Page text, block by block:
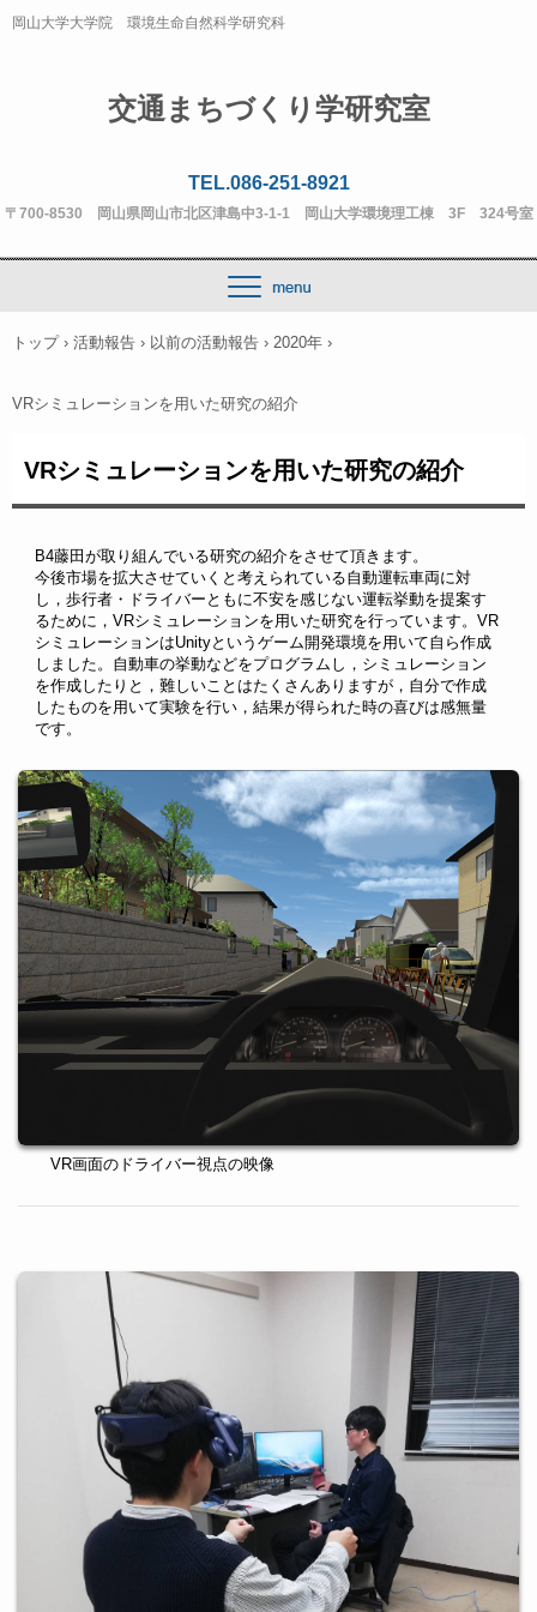
交通まちづくり学研究室
岡山大学大学院 環境生命自然科学研究科
TEL.086-251-8921
〒700-8530 岡山県岡山市北区津島中3-1-1 岡山大学環境理工棟 3F 324号室
トップ › 活動報告 › 以前の活動報告 › 2020年 ›
VRシミュレーションを用いた研究の紹介
VRシミュレーションを用いた研究の紹介
B4藤田が取り組んでいる研究の紹介をさせて頂きます。
今後市場を拡大させていくと考えられている自動運転車両に対
し，歩行者・ドライバーともに不安を感じない運転挙動を提案す
るために，VRシミュレーションを用いた研究を行っています。VR
シミュレーションはUnityというゲーム開発環境を用いて自ら作成
しました。自動車の挙動などをプログラムし，シミュレーション
を作成したりと，難しいことはたくさんありますが，自分で作成
したものを用いて実験を行い，結果が得られた時の喜びは感無量
です。
VR画面のドライバー視点の映像